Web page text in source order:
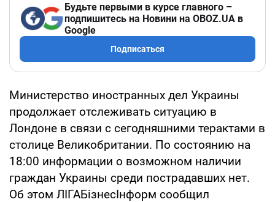
Будьте первыми в курсе главного –
подпишитесь на Новини на OBOZ.UA в
Google
Подписаться
Министерство иностранных дел Украины
продолжает отслеживать ситуацию в
Лондоне в связи с сегодняшними терактами в
столице Великобритании. По состоянию на
18:00 информации о возможном наличии
граждан Украины среди пострадавших нет.
Об этом ЛІГАБізнесІнформ сообщил